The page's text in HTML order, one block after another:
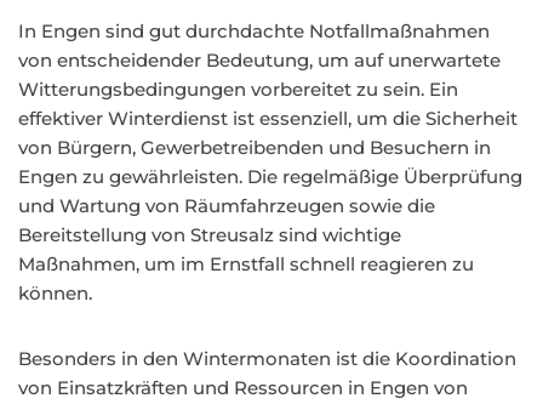
In Engen sind gut durchdachte Notfallmaßnahmen
von entscheidender Bedeutung, um auf unerwartete
Witterungsbedingungen vorbereitet zu sein. Ein
effektiver Winterdienst ist essenziell, um die Sicherheit
von Bürgern, Gewerbetreibenden und Besuchern in
Engen zu gewährleisten. Die regelmäßige Überprüfung
und Wartung von Räumfahrzeugen sowie die
Bereitstellung von Streusalz sind wichtige
Maßnahmen, um im Ernstfall schnell reagieren zu
können.
Besonders in den Wintermonaten ist die Koordination
von Einsatzkräften und Ressourcen in Engen von